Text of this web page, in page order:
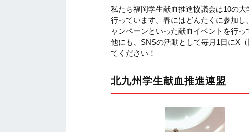
私たち福岡学生献血推進協議会は10の
行っています。春にはどんたくに参加
ャンペーンといった献血イベントを行
他にも、SNSの活動として毎月1日にX
てください！
北九州学生献血推進連盟